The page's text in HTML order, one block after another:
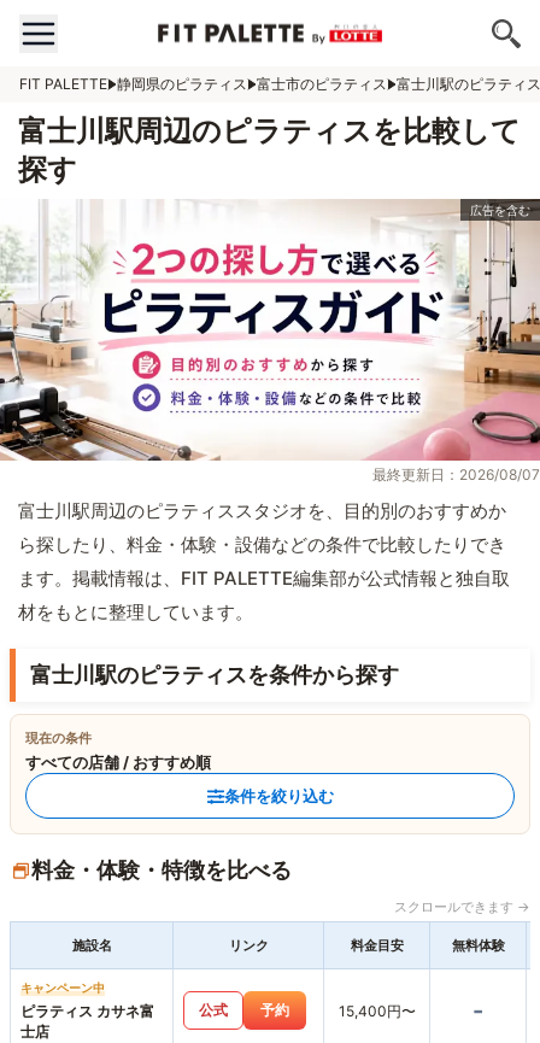
FIT PALETTE 静岡県のピラティス 富士市のピラティス 富士川駅のピラティス
富士川駅周辺のピラティスを比較して
探す
最終更新日：2026/08/07
富士川駅周辺のピラティススタジオを、目的別のおすすめか
ら探したり、料金・体験・設備などの条件で比較したりでき
ます。掲載情報は、FIT PALETTE編集部が公式情報と独自取
材をもとに整理しています。
富士川駅のピラティスを条件から探す
現在の条件
すべての店舗 / おすすめ順
条件を絞り込む
料金・体験・特徴を比べる
スクロールできます →
施設名 リンク 料金目安 無料体験
キャンペーン中
ピラティス カサネ富
士店
公式 予約 15,400円〜 -